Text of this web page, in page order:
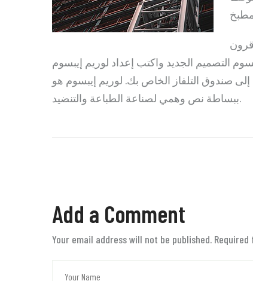
الجديد واكتب إعداد لوريم إيبسوم
صندوق التلفاز الخاص بك. لوريم إيبسوم هو
ببساطة نص وهمي لصناعة الطباعة والتنضيد.
Add a Comment
Your email address will not be published.